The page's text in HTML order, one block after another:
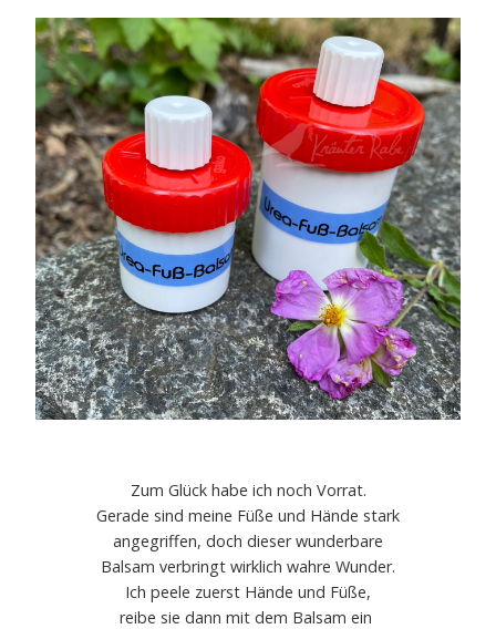
Zum Glück habe ich noch Vorrat.
Gerade sind meine Füße und Hände stark
angegriffen, doch dieser wunderbare
Balsam verbringt wirklich wahre Wunder.
Ich peele zuerst Hände und Füße,
reibe sie dann mit dem Balsam ein